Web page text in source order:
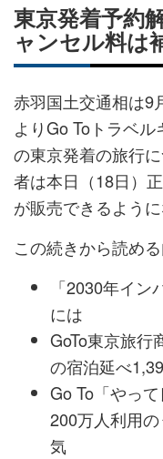
東京発着予約
ャンセル料は
赤羽国土交通相は9
よりGo Toトラベ
の東京発着の旅行
者は本日（18日）
が販売できるよう
この続きから読め
「2030年イ
には
GoTo東京旅行
の宿泊延べ
Go To「やっ
200万人利用
気